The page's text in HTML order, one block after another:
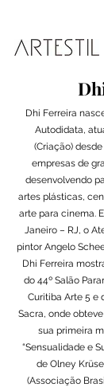
Dhi Ferreira
Autodidata,
(Criação)
empresas de
desenvolvendo
artes plásticas,
arte para cinema.
Janeiro – RJ, o
pintor Angelo
Dhi Ferreira
do 44º Salão
Curitiba Arte 5 e
Sacra, onde
sua primeira
“Sensualidade e
de Olney
(Associação